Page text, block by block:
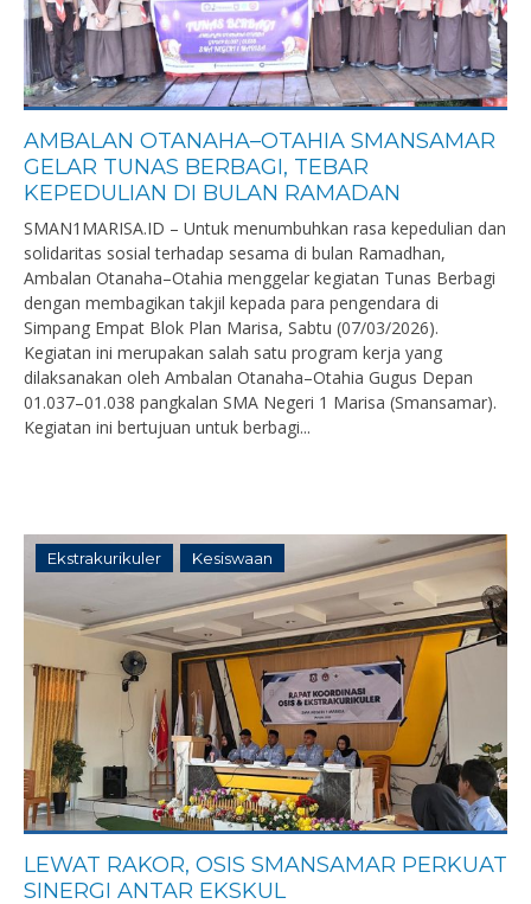
AMBALAN OTANAHA–OTAHIA SMANSAMAR
GELAR TUNAS BERBAGI, TEBAR
KEPEDULIAN DI BULAN RAMADAN
SMAN1MARISA.ID – Untuk menumbuhkan rasa kepedulian dan
solidaritas sosial terhadap sesama di bulan Ramadhan,
Ambalan Otanaha–Otahia menggelar kegiatan Tunas Berbagi
dengan membagikan takjil kepada para pengendara di
Simpang Empat Blok Plan Marisa, Sabtu (07/03/2026).
Kegiatan ini merupakan salah satu program kerja yang
dilaksanakan oleh Ambalan Otanaha–Otahia Gugus Depan
01.037–01.038 pangkalan SMA Negeri 1 Marisa (Smansamar).
Kegiatan ini bertujuan untuk berbagi...
Ekstrakurikuler Kesiswaan
LEWAT RAKOR, OSIS SMANSAMAR PERKUAT
SINERGI ANTAR EKSKUL